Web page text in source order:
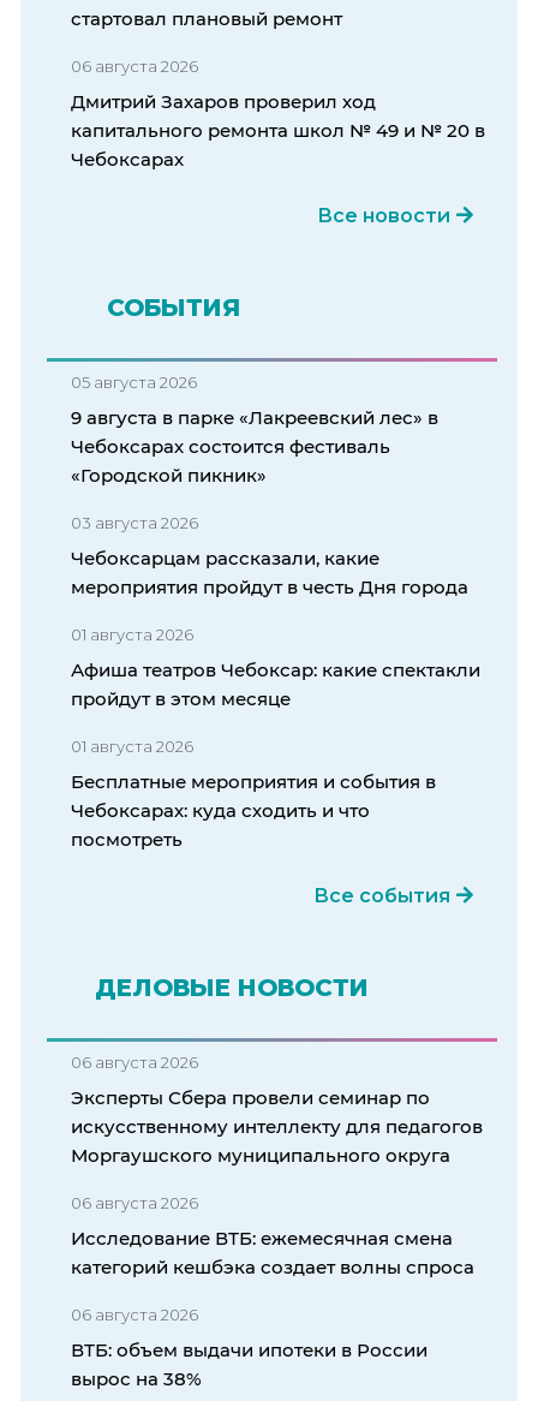
стартовал плановый ремонт
06 августа 2026
Дмитрий Захаров проверил ход
капитального ремонта школ № 49 и № 20 в
Чебоксарах
Все новости
СОБЫТИЯ
05 августа 2026
9 августа в парке «Лакреевский лес» в
Чебоксарах состоится фестиваль
«Городской пикник»
03 августа 2026
Чебоксарцам рассказали, какие
мероприятия пройдут в честь Дня города
01 августа 2026
Афиша театров Чебоксар: какие спектакли
пройдут в этом месяце
01 августа 2026
Бесплатные мероприятия и события в
Чебоксарах: куда сходить и что
посмотреть
Все события
ДЕЛОВЫЕ НОВОСТИ
06 августа 2026
Эксперты Сбера провели семинар по
искусственному интеллекту для педагогов
Моргаушского муниципального округа
06 августа 2026
Исследование ВТБ: ежемесячная смена
категорий кешбэка создает волны спроса
06 августа 2026
ВТБ: объем выдачи ипотеки в России
вырос на 38%